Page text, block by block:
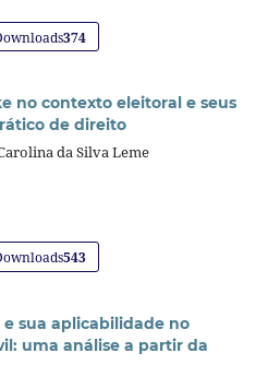
374
no contexto eleitoral e seus
de direito
da Silva Leme
543
sua aplicabilidade no
uma análise a partir da